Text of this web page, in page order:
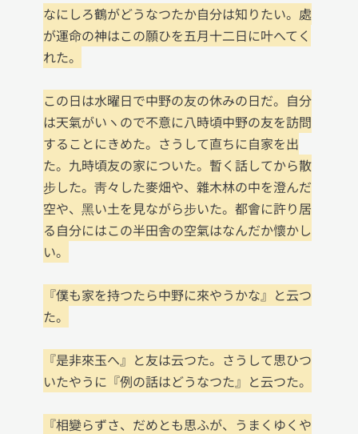
なにしろ鶴がどうなつたか自分は知りたい。處
が運命の神はこの願ひを五月十二日に叶へてく
れた。
この日は水曜日で中野の友の休みの日だ。自分
は天氣がいヽので不意に八時頃中野の友を訪問
することにきめた。さうして直ちに自家を出
た。九時頃友の家についた。暫く話してから散
步した。靑々した麥畑や、雜木林の中を澄んだ
空や、黑い土を見ながら步いた。都會に許り居
る自分にはこの半田舎の空氣はなんだか懷かし
い。
『僕も家を持つたら中野に來やうかな』と云つ
た。
『是非來玉へ』と友は云つた。さうして思ひつ
いたやうに『例の話はどうなつた』と云つた。
『相變らずさ、だめとも思ふが、うまくゆくや